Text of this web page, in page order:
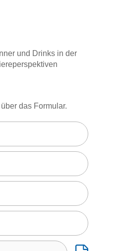
und Drinks in der
das Formular.